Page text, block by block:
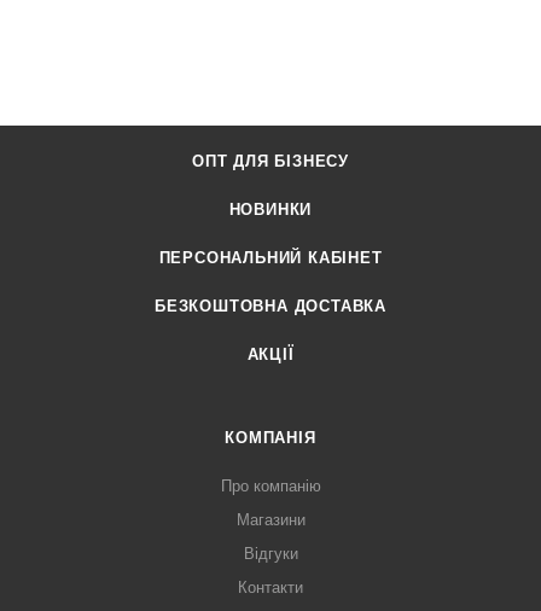
ОПТ ДЛЯ БІЗНЕСУ
НОВИНКИ
ПЕРСОНАЛЬНИЙ КАБІНЕТ
БЕЗКОШТОВНА ДОСТАВКА
АКЦІЇ
КОМПАНІЯ
Про компанію
Магазини
Відгуки
Контакти